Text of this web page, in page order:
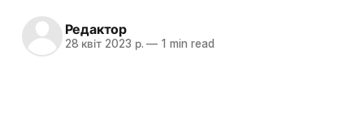
Редактор
28 квіт 2023 р. — 1 min read